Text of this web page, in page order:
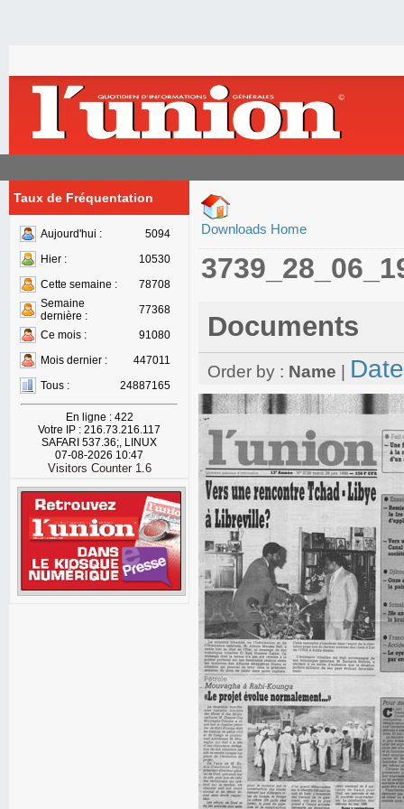
Taux de Fréquentation
Aujourd'hui :
5094
Hier :
10530
Cette semaine :
78708
Semaine
dernière :
77368
Ce mois :
91080
Mois dernier :
447011
Tous :
24887165
En ligne : 422
Votre IP : 216.73.216.117
SAFARI 537.36;, LINUX
07-08-2026 10:47
Visitors Counter 1.6
Downloads Home
Documents
Order by : Name Date